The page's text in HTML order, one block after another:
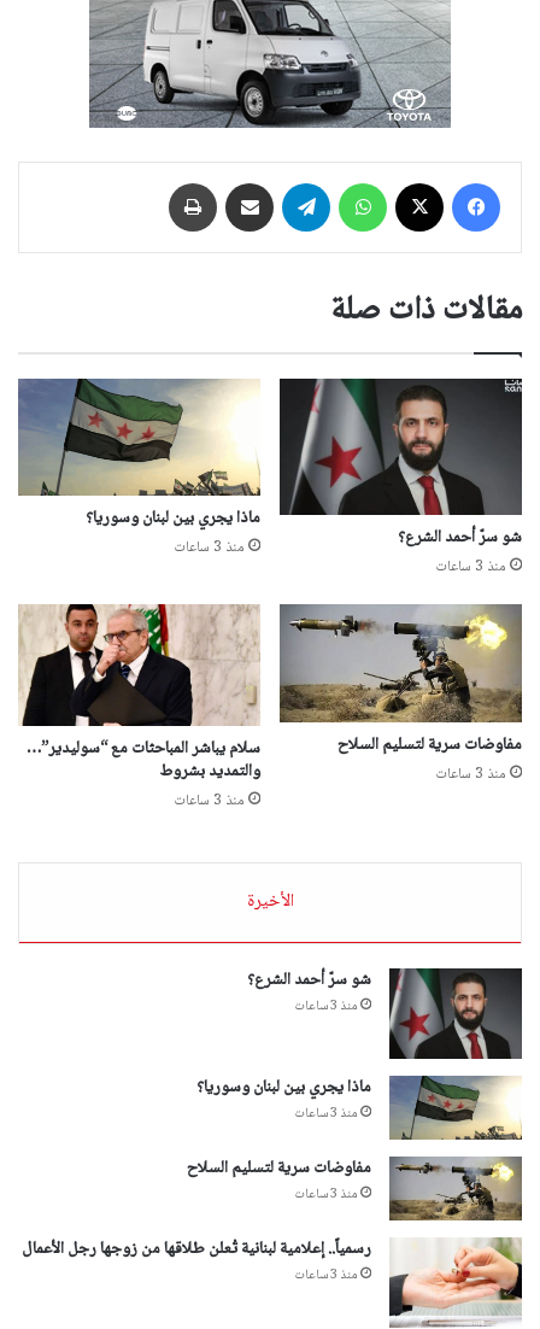
فيسبوك واتساب تيلقرام مشاركة عبر البريد
مقالات ذات صلة
شو سرّ أحمد الشرع؟
منذ 3 ساعات
ماذا يجري بين لبنان وسوريا؟
منذ 3 ساعات
مفاوضات سرية لتسليم السلاح
منذ 3 ساعات
سلام يباشر المباحثات مع “سوليدير”…
والتمديد بشروط
منذ 3 ساعات
الأخيرة
شو سرّ أحمد الشرع؟
منذ 3 ساعات
ماذا يجري بين لبنان وسوريا؟
منذ 3 ساعات
مفاوضات سرية لتسليم السلاح
منذ 3 ساعات
رسمياً.. إعلامية لبنانية تُعلن طلاقها من زوجها رجل الأعمال
منذ 3 ساعات